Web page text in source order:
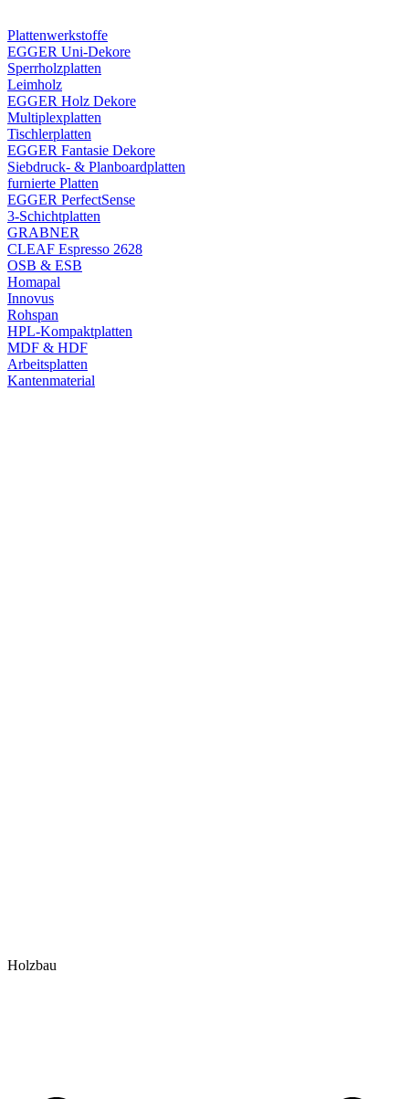
Plattenwerkstoffe
EGGER Uni-Dekore
Sperrholzplatten
Leimholz
EGGER Holz Dekore
Multiplexplatten
Tischlerplatten
EGGER Fantasie Dekore
Siebdruck- & Planboardplatten
furnierte Platten
EGGER PerfectSense
3-Schichtplatten
GRABNER
CLEAF Espresso 2628
OSB & ESB
Homapal
Innovus
Rohspan
HPL-Kompaktplatten
MDF & HDF
Arbeitsplatten
Kantenmaterial
Holzbau